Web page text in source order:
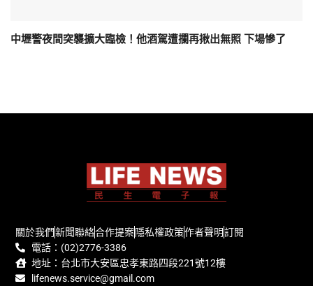
中壢警夜間突襲擴大臨檢！他酒駕遭攔再揪出無照 下場慘了
關於我們新聞聯絡合作提案隱私權政策作者聲明訂閱
電話：(02)2776-3386
地址：台北市大安區忠孝東路四段221號12樓
lifenews.service@gmail.com